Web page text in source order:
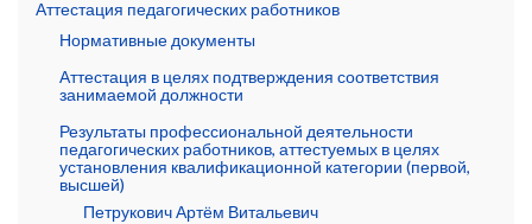
Аттестация педагогических работников
Нормативные документы
Аттестация в целях подтверждения соответствия
занимаемой должности
Результаты профессиональной деятельности
педагогических работников, аттестуемых в целях
установления квалификационной категории (первой,
высшей)
Петрукович Артём Витальевич